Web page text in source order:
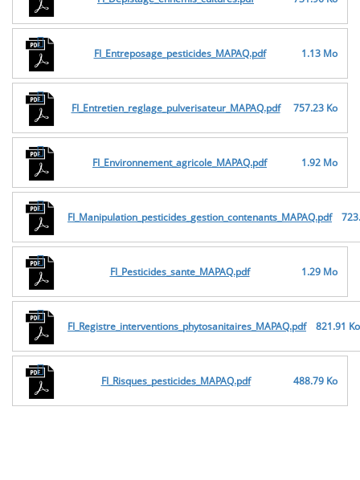
FI_Entreposage_pesticides_MAPAQ.pdf 1.13 Mo
FI_Entretien_reglage_pulverisateur_MAPAQ.pdf 757.23 Ko
FI_Environnement_agricole_MAPAQ.pdf 1.92 Mo
FI_Manipulation_pesticides_gestion_contenants_MAPAQ.pdf
FI_Pesticides_sante_MAPAQ.pdf 1.29 Mo
FI_Registre_interventions_phytosanitaires_MAPAQ.pdf 821.91 Ko
FI_Risques_pesticides_MAPAQ.pdf 488.79 Ko